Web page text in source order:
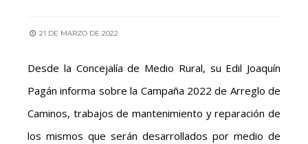
21 DE MARZO DE 2022
Desde la Concejalía de Medio Rural, su Edil Joaquín
Pagán informa sobre la Campaña 2022 de Arreglo de
Caminos, trabajos de mantenimiento y reparación de
los mismos que serán desarrollados por medio de